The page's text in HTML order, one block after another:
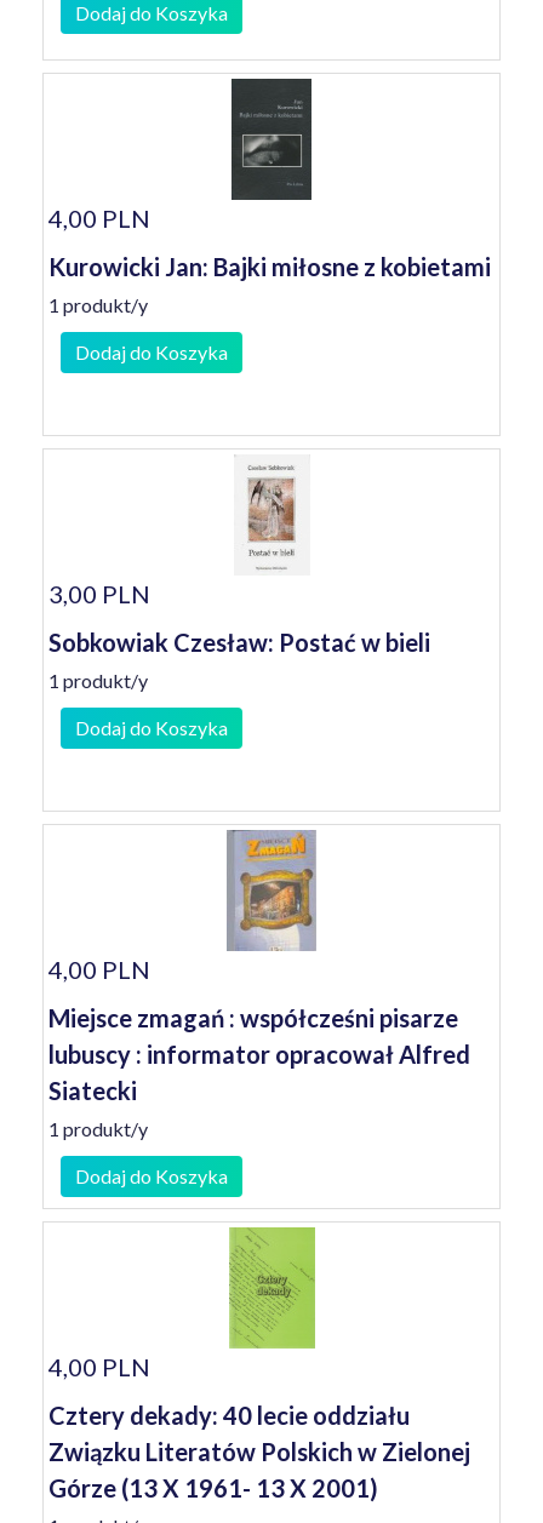
Dodaj do Koszyka
4,00 PLN
Kurowicki Jan: Bajki miłosne z kobietami
1 produkt/y
Dodaj do Koszyka
3,00 PLN
Sobkowiak Czesław: Postać w bieli
1 produkt/y
Dodaj do Koszyka
4,00 PLN
Miejsce zmagań : współcześni pisarze
lubuscy : informator opracował Alfred
Siatecki
1 produkt/y
Dodaj do Koszyka
4,00 PLN
Cztery dekady: 40 lecie oddziału
Związku Literatów Polskich w Zielonej
Górze (13 X 1961- 13 X 2001)